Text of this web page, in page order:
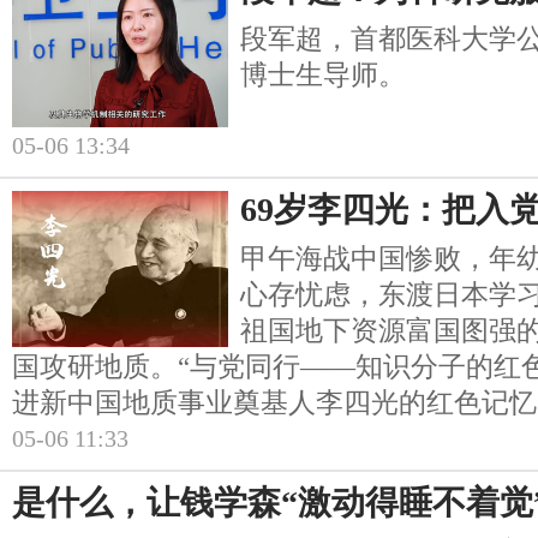
段军超，首都医科大学
博士生导师。
05-06 13:34
69岁李四光：把入
甲午海战中国惨败，年
心存忧虑，东渡日本学
祖国地下资源富国图强
国攻研地质。“与党同行——知识分子的红
进新中国地质事业奠基人李四光的红色记
05-06 11:33
是什么，让钱学森“激动得睡不着